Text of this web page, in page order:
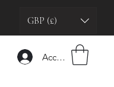
GBP (£)
Accedi